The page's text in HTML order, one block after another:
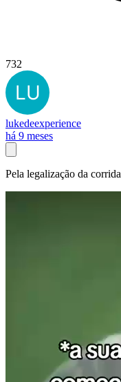
732
lukedeexperience
há 9 meses
Pela legalização da